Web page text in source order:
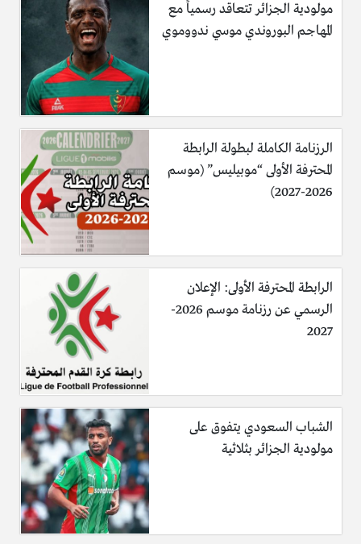
مولودية الجزائر تتعاقد رسمياً مع
المهاجم البوروندي موسي ندووموي
الرزنامة الكاملة لبطولة الرابطة
المحترفة الأولى “موبيليس” (موسم
2026-2027)
الرابطة المحترفة الأولى: الإعلان
الرسمي عن رزنامة موسم 2026-
2027
الشباب السعودي يتفوق على
مولودية الجزائر بثلاثية